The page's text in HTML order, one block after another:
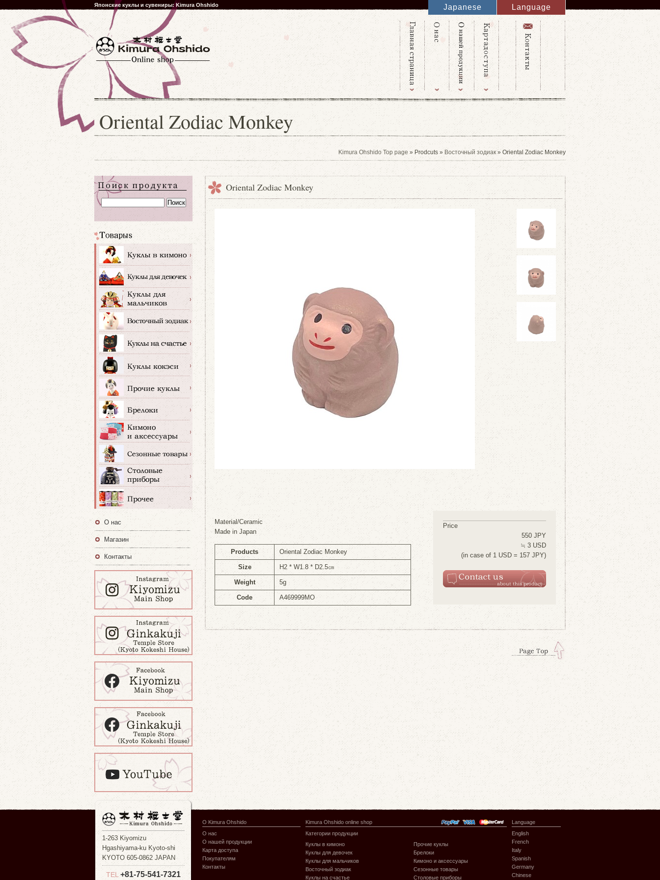
Японские куклы и сувениры: Kimura Ohshido Japanese Language
English
French
Italy
Spanish
Germany
Chinese
Russian
Taiwanese
Korean
Oriental Zodiac Monkey
Kimura Ohshido Top page » Prodcuts » Восточный зодиак » Oriental Zodiac Monkey
Oriental Zodiac Monkey
Material/Ceramic
Made in Japan
Products Oriental Zodiac Monkey
Size H2 * W1.8 * D2.5㎝
Weight 5g
Code A469999MO
Price
550 JPY
≒ 3 USD
(in case of 1 USD = 157 JPY)
О нас
Магазин
Контакты
1-263 Kiyomizu
Hgashiyama-ku Kyoto-shi
KYOTO 605-0862 JAPAN
TEL +81-75-541-7321
О Kimura Ohshido
О нас
О нашей продукции
Карта доступа
Покупателям
Контакты
Kimura Ohshido online shop
Категории продукции
Куклы в кимоно
Куклы для девочек
Куклы для мальчиков
Восточный зодиак
Куклы на счастье
Прочие куклы
Брелоки
Кимоно и аксессуары
Сезонные товары
Столовые приборы
Language
English
French
Italy
Spanish
Germany
Chinese